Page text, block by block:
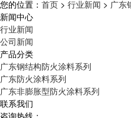
您的位置： 首页 > 行业新闻 > 广东
新闻中心
行业新闻
公司新闻
产品分类
广东钢结构防火涂料系列
广东防火涂料系列
广东非膨胀型防火涂料系列
联系我们
咨询热线：